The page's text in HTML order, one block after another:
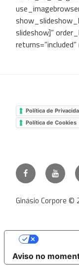
slideshow]”
Política de
Política de Cookies
Facebook
Ginásio
Youtube
Ginásio Corpore ©
Aviso no
As suas